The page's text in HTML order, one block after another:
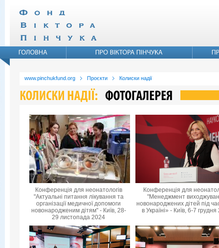
www.pinchukfund.org Проєкти Колиски надії
Конференція для неонатологів
"Актуальні питання лікування та
організації медичної допомоги
новонародженим дітям" - Київ, 28-
29 листопада 2024
Конференція для
"Менеджмент
новонароджених дітей під
в Україні» - Київ, 6-7